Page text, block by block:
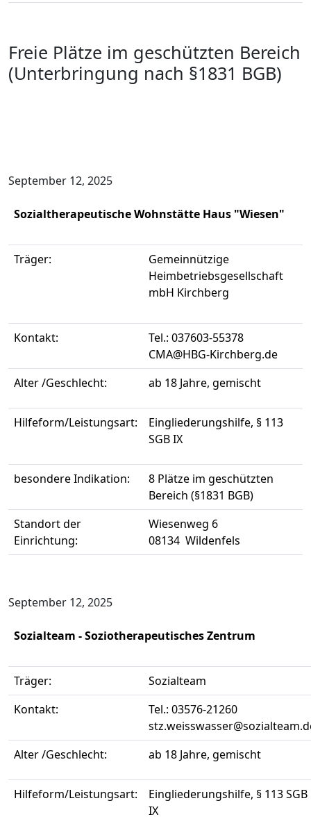
Freie Plätze im geschützten Bereich
(Unterbringung nach §1831 BGB)
September 12, 2025
Sozialtherapeutische Wohnstätte Haus "Wiesen"
Träger:
Gemeinnützige
Heimbetriebsgesellschaft
mbH Kirchberg
Kontakt:
Tel.: 037603-55378
CMA@HBG-Kirchberg.de
Alter /Geschlecht:
ab 18 Jahre, gemischt
Hilfeform/Leistungsart:
Eingliederungshilfe, § 113
SGB IX
besondere Indikation:
8 Plätze im geschützten
Bereich (§1831 BGB)
Standort der
Einrichtung:
Wiesenweg 6
08134 Wildenfels
September 12, 2025
Sozialteam - Soziotherapeutisches Zentrum
Träger:
Sozialteam
Kontakt:
Tel.: 03576-21260
Alter /Geschlecht:
ab 18 Jahre, gemischt
Hilfeform/Leistungsart:
Eingliederungshilfe, § 113 SGB
IX